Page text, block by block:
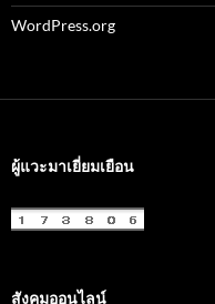
WordPress.org
ผู้แวะมาเยี่ยมเยือน
สังคมออนไลน์